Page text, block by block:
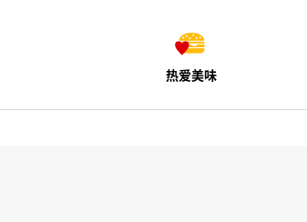
热爱美味